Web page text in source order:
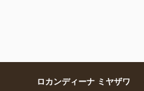
ロカンディーナ ミヤザワ